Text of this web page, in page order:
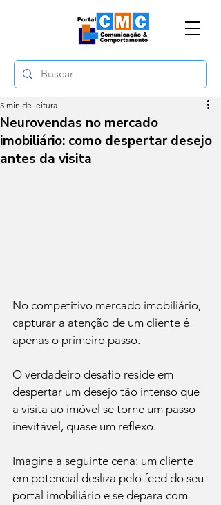
Neurovendas no mercado
imobiliário: como despertar desejo
antes da visita
5 min de leitura
No competitivo mercado imobiliário,
capturar a atenção de um cliente é
apenas o primeiro passo.
O verdadeiro desafio reside em
despertar um desejo tão intenso que
a visita ao imóvel se torne um passo
inevitável, quase um reflexo.
Imagine a seguinte cena: um cliente
em potencial desliza pelo feed do seu
portal imobiliário e se depara com